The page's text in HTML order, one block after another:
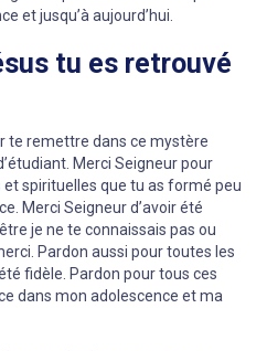
et jusqu’à aujourd’hui.
tu es retrouvé
te remettre dans ce mystère
Merci Seigneur pour
spirituelles que tu as formé peu
Merci Seigneur d’avoir été
je ne te connaissais pas ou
Pardon aussi pour toutes les
fidèle. Pardon pour tous ces
dans mon adolescence et ma